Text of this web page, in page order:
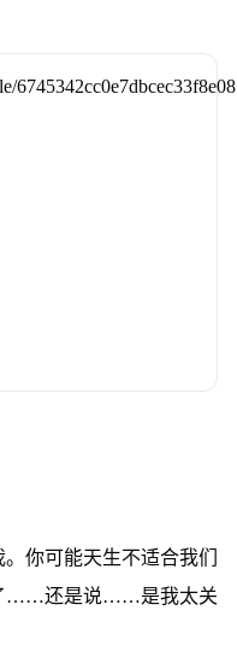
你可能天生不适合我们
……还是说……是我太关